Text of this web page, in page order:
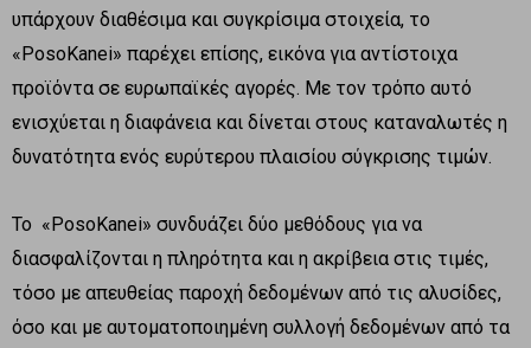
υπάρχουν διαθέσιμα και συγκρίσιμα στοιχεία, το
«PosoKanei» παρέχει επίσης, εικόνα για αντίστοιχα
προϊόντα σε ευρωπαϊκές αγορές. Με τον τρόπο αυτό
ενισχύεται η διαφάνεια και δίνεται στους καταναλωτές η
δυνατότητα ενός ευρύτερου πλαισίου σύγκρισης τιμών.
Το «PosoKanei» συνδυάζει δύο μεθόδους για να
διασφαλίζονται η πληρότητα και η ακρίβεια στις τιμές,
τόσο με απευθείας παροχή δεδομένων από τις αλυσίδες,
όσο και με αυτοματοποιημένη συλλογή δεδομένων από τα